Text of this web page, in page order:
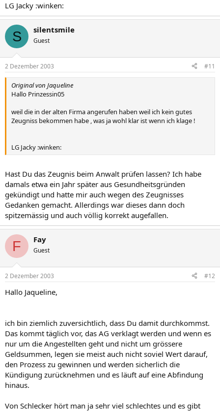
LG Jacky :winken:
S silentsmile
Guest
2 Dezember 2003 #11
Original von Jaqueline
Hallo Prinzessin05
weil die in der alten Firma angerufen haben weil ich kein gutes
Zeugniss bekommen habe , was ja wohl klar ist wenn ich klage !
LG Jacky :winken:
Hast Du das Zeugnis beim Anwalt prüfen lassen? Ich habe
damals etwa ein Jahr später aus Gesundheitsgründen
gekündigt und hatte mir auch wegen des Zeugnisses
Gedanken gemacht. Allerdings war dieses dann doch
spitzemässig und auch völlig korrekt augefallen.
F Fay
Guest
2 Dezember 2003 #12
Hallo Jaqueline,
ich bin ziemlich zuversichtlich, dass Du damit durchkommst.
Das kommt täglich vor, das AG verklagt werden und wenn es
nur um die Angestellten geht und nicht um grössere
Geldsummen, legen sie meist auch nicht soviel Wert darauf,
den Prozess zu gewinnen und werden sicherlich die
Kündigung zurücknehmen und es läuft auf eine Abfindung
hinaus.
Von Schlecker hört man ja sehr viel schlechtes und es gibt